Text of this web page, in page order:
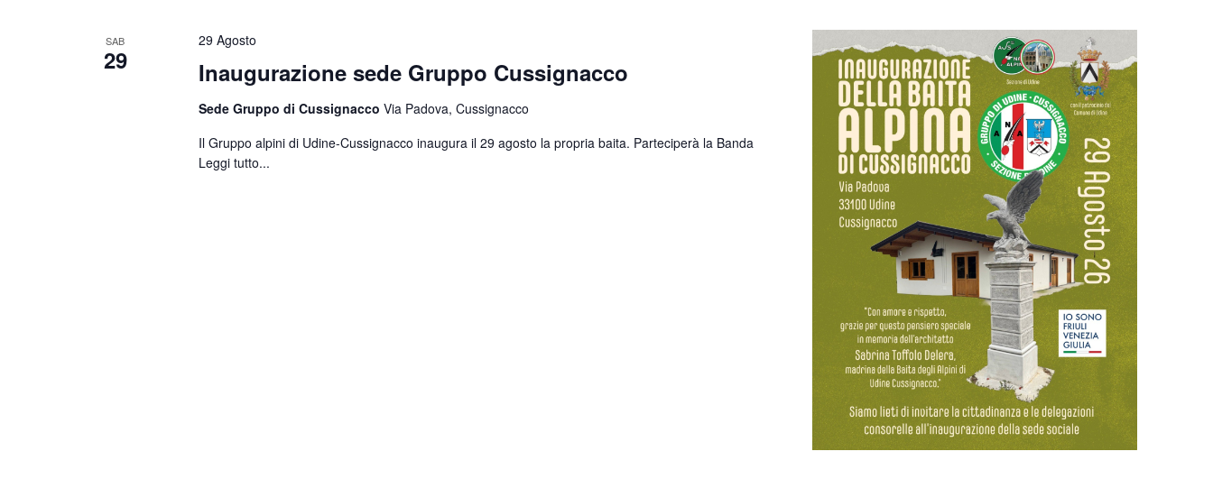
SAB
29 Inaugurazione sede Gruppo Cussignacco
29 Agosto
Sede Gruppo di Cussignacco Via Padova, Cussignacco
Il Gruppo alpini di Udine-Cussignacco inaugura il 29 agosto la propria baita. Parteciperà la Banda
Leggi tutto...